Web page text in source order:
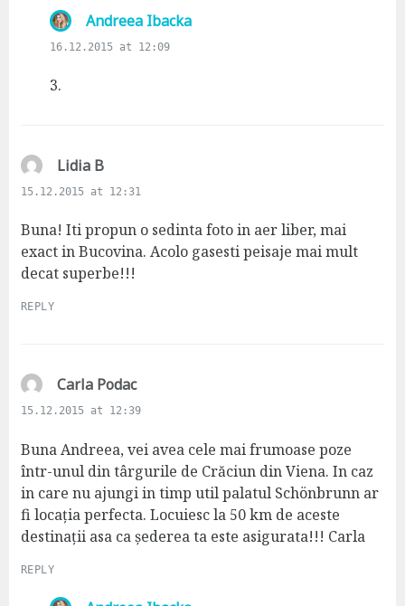
Andreea Ibackas
16.12.2015 at 12:09
3.
Lidia Bs
a
s
:
15.12.2015 at 12:31
Buna! Iti propun o sedinta foto in aer liber, mai
exact in Bucovina. Acolo gasesti peisaje mai mult
decat superbe!!!
REPLY
Carla Podacs
a
s
:
15.12.2015 at 12:39
Buna Andreea, vei avea cele mai frumoase poze
într-unul din târgurile de Crăciun din Viena. In caz
in care nu ajungi in timp util palatul Schönbrunn ar
fi locația perfecta. Locuiesc la 50 km de aceste
destinații asa ca șederea ta este asigurata!!! Carla
REPLY